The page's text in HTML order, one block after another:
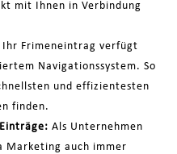
mit Ihnen in Verbindung
Ihr Frimeneintrag verfügt
Navigationssystem. So
und effizientesten
finden.
Als Unternehmen
Marketing auch immer